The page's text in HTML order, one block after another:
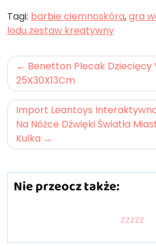
Tagi: barbie ciemnoskóra,gra
lodu zestaw kreatywny
Nawigacja
wpisu
Benetton Plecak Dziecięcy
25X30X13Cm
Import Leantoys
Na Nóżce Dźwięki Światła
Kulka
Nie przeocz także:
zzzzz